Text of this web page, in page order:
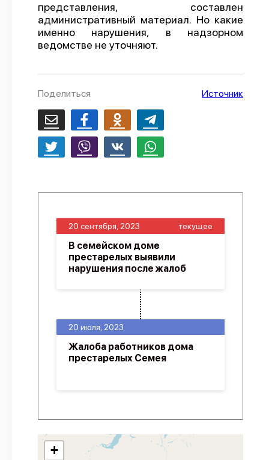
представления, составлен
административный материал. Но какие
именно нарушения, в надзорном
ведомстве не уточняют.
Поделиться Источник
20 июля, 2023
Жалоба работников дома
престарелых Семея
20 сентября, 2023 текущее
В семейском доме
престарелых выявили
нарушения после жалоб
+